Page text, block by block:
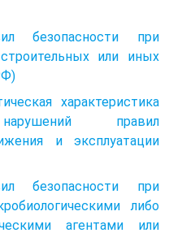
безопасности при
или иных
характеристика
правил
и эксплуатации
безопасности при
либо
агентами или